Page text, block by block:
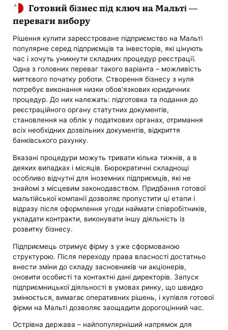
Готовий бізнес під ключ на Мальті —
переваги вибору
Рішення купити зареєстроване підприємство на Мальті
популярне серед підприємців та інвесторів, які цінують
час і хочуть уникнути складних процедур реєстрації.
Одна з головних переваг такого варіанта – можливість
миттєвого початку роботи. Створення бізнесу з нуля
потребує виконання низки обов'язкових юридичних
процедур. До них належать: підготовка та подання до
реєстраційного органу статутних документів,
становлення на облік у податкових органах, отримання
всіх необхідних дозвільних документів, відкриття
банківського рахунку.
Вказані процедури можуть тривати кілька тижнів, а в
деяких випадках і місяців. Бюрократичні складнощі
особливо відчутні для іноземних підприємців, які не
знайомі з місцевим законодавством. Придбання готової
мальтійської компанії дозволяє пропустити ці етапи і
відразу після оформлення угоди наймати співробітників,
укладати контракти, виконувати іншу діяльність із
розвитку бізнесу.
Підприємець отримує фірму з уже сформованою
структурою. Після переходу права власності достатньо
внести зміни до складу засновників чи акціонерів,
оновити особисті та контактні дані директорів. Запуск
підприємницької діяльності в умовах ринку, що швидко
змінюється, вимагає оперативних рішень, і купівля готової
фірми на Мальті дозволяє заощадити дорогоцінний час.
Острівна держава – найпопулярніший напрямок для